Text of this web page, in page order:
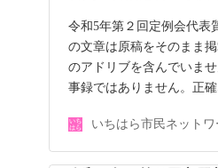
令和5年第２回定例会代
の文章は原稿をそのまま
のアドリブを含んでいま
事録ではありません。正
いちはら市民ネットワ